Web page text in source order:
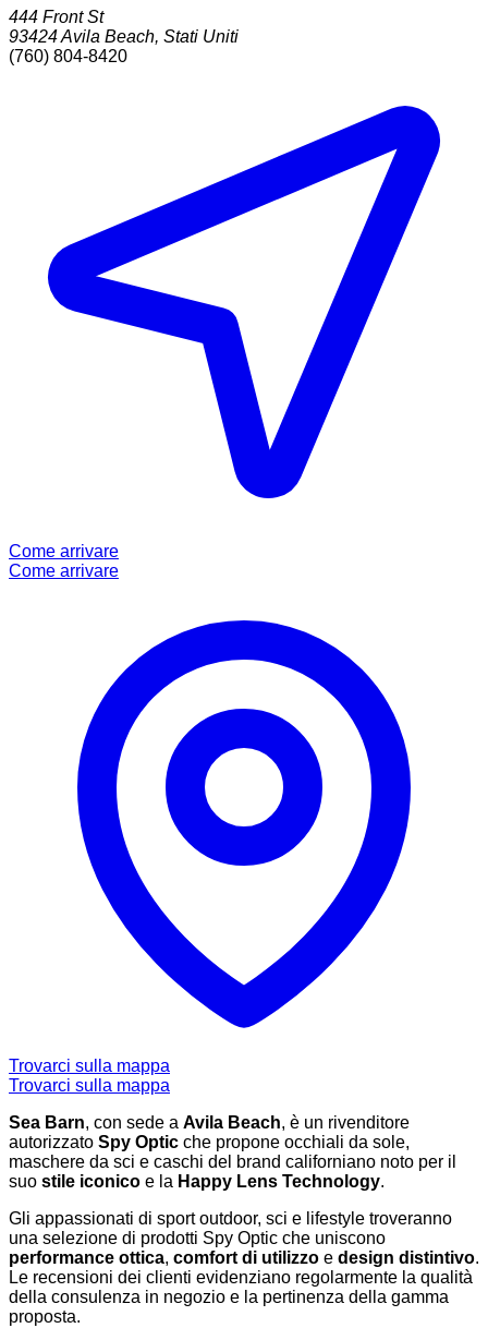
444 Front St
93424Avila Beach, Stati Uniti
(760) 804-8420
Come arrivare
Come arrivare
Trovarci sulla mappa
Trovarci sulla mappa
Sea Barn, con sede a Avila Beach, è un rivenditore
autorizzato Spy Optic che propone occhiali da sole,
maschere da sci e caschi del brand californiano noto per il
suo stile iconico e la Happy Lens Technology.
Gli appassionati di sport outdoor, sci e lifestyle troveranno
una selezione di prodotti Spy Optic che uniscono
performance ottica, comfort di utilizzo e design distintivo.
Le recensioni dei clienti evidenziano regolarmente la qualità
della consulenza in negozio e la pertinenza della gamma
proposta.